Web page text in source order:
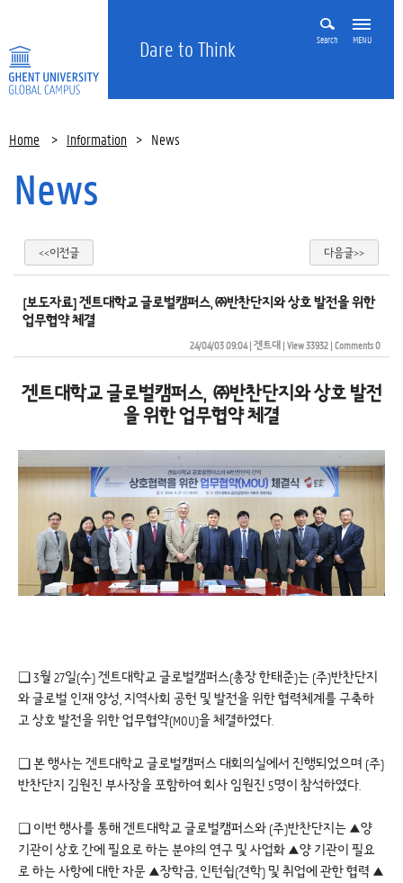
Dare to Think Search MENU
Home > Information > News
News
<<이전글 다음글>>
[보도자료] 겐트대학교 글로벌캠퍼스, ㈜반찬단지와 상호 발전을 위한
업무협약 체결
24/04/03 09:04| 겐트대| View 33932| Comments 0
겐트대학교 글로벌캠퍼스, ㈜반찬단지와 상호 발전
을 위한 업무협약 체결
❏ 3월 27일(수) 겐트대학교 글로벌캠퍼스(총장 한태준)는 (주)반찬단지
와 글로벌 인재 양성, 지역사회 공헌 및 발전을 위한 협력체계를 구축하
고 상호 발전을 위한 업무협약(MOU)을 체결하였다.
❏ 본 행사는 겐트대학교 글로벌캠퍼스 대회의실에서 진행되었으며 (주)
반찬단지 김원진 부사장을 포함하여 회사 임원진 5명이 참석하였다.
❏ 이번 행사를 통해 겐트대학교 글로벌캠퍼스와 (주)반찬단지는 ▲양
기관이 상호 간에 필요로 하는 분야의 연구 및 사업화 ▲양 기관이 필요
로 하는 사항에 대한 자문 ▲장학금, 인턴쉽(견학) 및 취업에 관한 협력 ▲